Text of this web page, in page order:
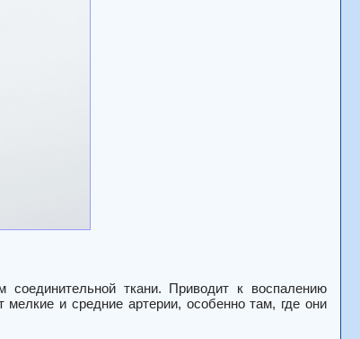
ткани. Приводит к воспалению
и средние артерии, особенно там, где они